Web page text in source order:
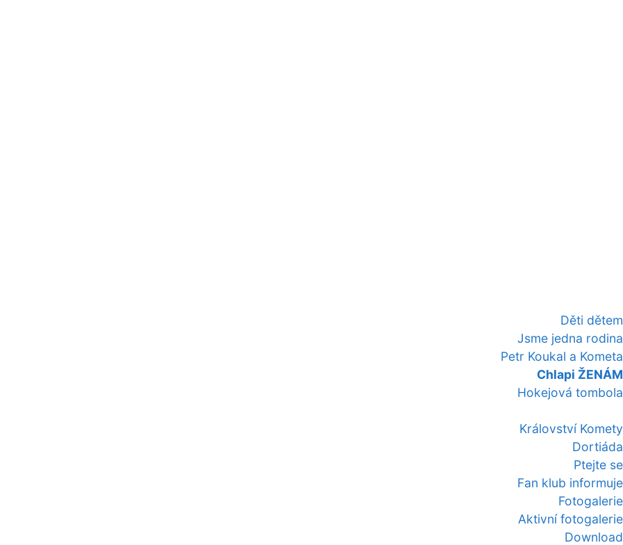
Děti dětem
Jsme jedna rodina
Petr Koukal a Kometa
Chlapi ŽENÁM
Hokejová tombola
Království Komety
Dortiáda
Ptejte se
Fan klub informuje
Fotogalerie
Aktivní fotogalerie
Download